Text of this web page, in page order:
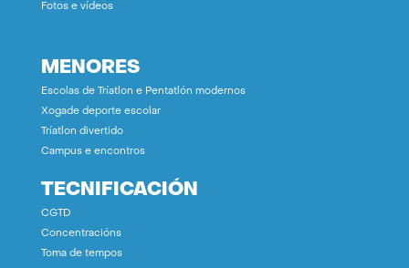
Fotos e vídeos
MENORES
Escolas de Tríatlon e Pentatlón modernos
Xogade deporte escolar
Tríatlon divertido
Campus e encontros
TECNIFICACIÓN
CGTD
Concentracións
Toma de tempos